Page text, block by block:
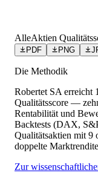
AlleAktien
PDF PNG
Die Methodik
Robertet SAerreicht
Qualitätsscore —
Rentabilität und
Backtests (DAX,
Qualitätsaktien mit 9
doppelte
Zur